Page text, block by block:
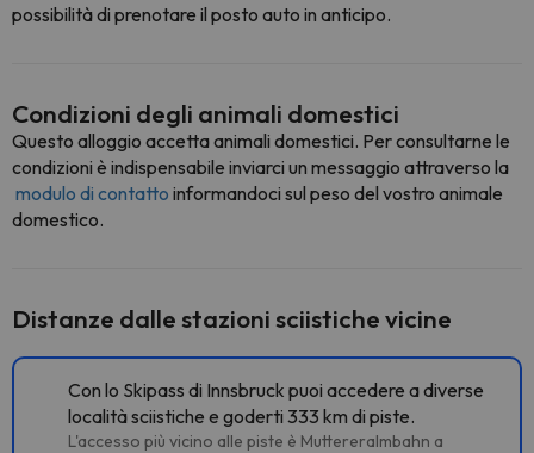
possibilità di prenotare il posto auto in anticipo.
Condizioni degli animali domestici
Questo alloggio accetta animali domestici. Per consultarne le
condizioni è indispensabile inviarci un messaggio attraverso la
modulo di contatto informandoci sul peso del vostro animale
domestico.
Distanze dalle stazioni sciistiche vicine
Con lo Skipass di Innsbruck puoi accedere a diverse
località sciistiche e goderti 333 km di piste.
L'accesso più vicino alle piste è Muttereralmbahn a